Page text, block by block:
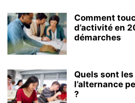
Comment
d’activité en
démarches
Quels sont
l’alternance
?